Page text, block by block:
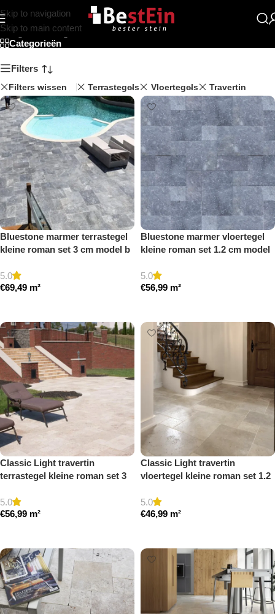
Skip to navigation
Skip to main content
Opus pattern
Categorieën
Filters
Filters wissen Terrastegels Vloertegels Travertin
Bluestone marmer terrastegel
kleine roman set 3 cm model b
5.0
€69,49 m²
Bluestone marmer vloertegel
kleine roman set 1.2 cm model
5.0
€56,99 m²
Classic Light travertin
terrastegel kleine roman set 3
5.0
€56,99 m²
Classic Light travertin
vloertegel kleine roman set 1.2
5.0
€46,99 m²